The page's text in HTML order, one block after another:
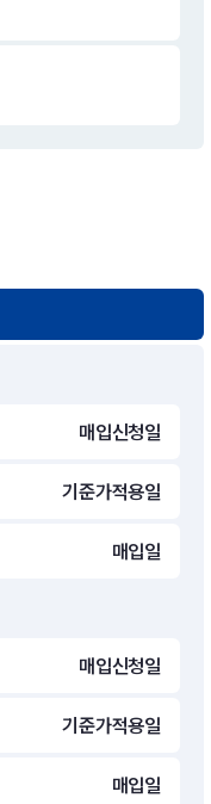
매입신청일
기준가적용일
매입일
매입신청일
기준가적용일
매입일